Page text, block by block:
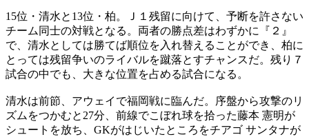
15位・清水と13位・柏。Ｊ１残留に向けて、予断を許さない
チーム同士の対戦となる。両者の勝点差はわずかに『２』
で、清水としては勝てば順位を入れ替えることができ、柏に
とっては残留争いのライバルを蹴落とすチャンスだ。残り７
試合の中でも、大きな位置を占める試合になる。
清水は前節、アウェイで福岡戦に臨んだ。序盤から攻撃のリ
ズムをつかむと27分、前線でこぼれ球を拾った藤本 憲明が
シュートを放ち、GKがはじいたところをチアゴ サンタナが